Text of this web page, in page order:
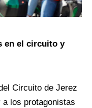
en el circuito y
Circuito de Jerez
los protagonistas